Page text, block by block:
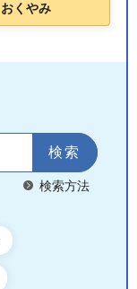
おくやみ
検索方法